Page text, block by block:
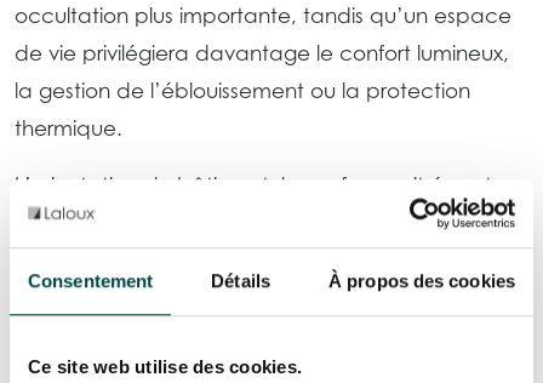
Consentement Détails À propos des cookies
Ce site web utilise des cookies.
occultation plus importante, tandis qu’un espace
de vie privilégiera davantage le confort lumineux,
la gestion de l’éblouissement ou la protection
thermique.
L’orientation du bâtiment, les surfaces vitrées et
l’usage des espaces doivent donc être pris en
particulièrement vrai dans les projets avec de
et la maîtrise de la lumière deviennent rapidement